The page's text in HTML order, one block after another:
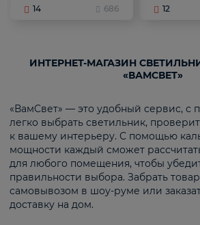
14 686 12
ИНТЕРНЕТ-МАГАЗИН
«ВАМСВЕТ»
«ВамСвет» — это удобный сервис, с
легко выбрать светильник,
к вашему интерьеру. С помощью
мощности каждый сможет
для любого помещения, чтобы
правильности выбора. Забрать
самовывозом в шоу-руме или
доставку на дом.